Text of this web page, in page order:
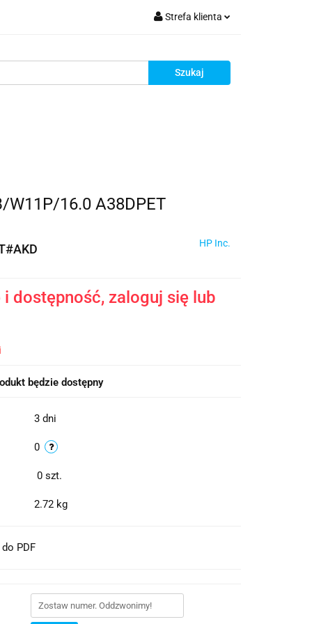
Strefa klienta
Zarejestruj się
W11P/16.0 A38DPET
HP Inc.
i dostępność, zaloguj się lub
będzie dostępny
3 dni
0
0 szt.
2.72 kg
PDF